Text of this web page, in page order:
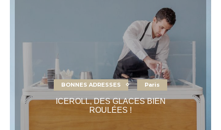
BONNES ADRESSES Paris
ICEROLL, DES GLACES BIEN
ROULÉES !